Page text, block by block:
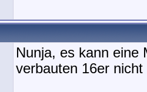
Nunja, es kann eine
verbauten 16er